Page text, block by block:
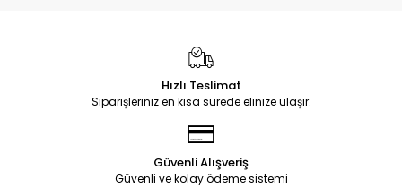
Hızlı Teslimat
Siparişleriniz en kısa sürede elinize ulaşır.
Güvenli Alışveriş
Güvenli ve kolay ödeme sistemi